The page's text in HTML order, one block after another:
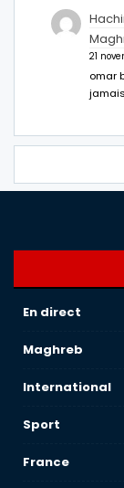
21
omar
En direct
Maghreb
International
Sport
France